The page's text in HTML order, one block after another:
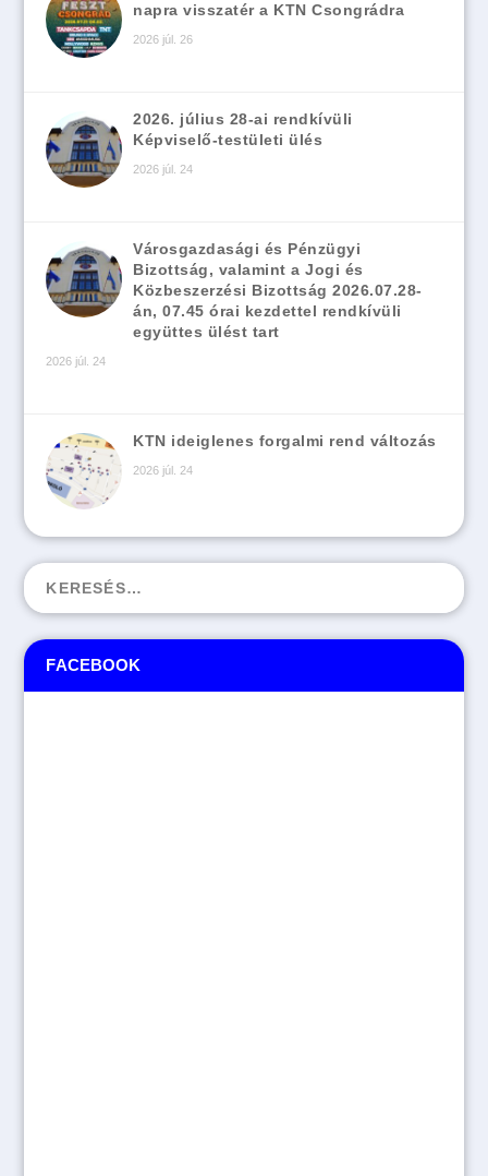
FACEBOOK
napra visszatér a KTN Csongrádra
2026 júl. 26
2026. július 28-ai rendkívüli
Képviselő-testületi ülés
2026 júl. 24
Városgazdasági és Pénzügyi
Bizottság, valamint a Jogi és
Közbeszerzési Bizottság 2026.07.28-
án, 07.45 órai kezdettel rendkívüli
együttes ülést tart
2026 júl. 24
KTN ideiglenes forgalmi rend változás
2026 júl. 24